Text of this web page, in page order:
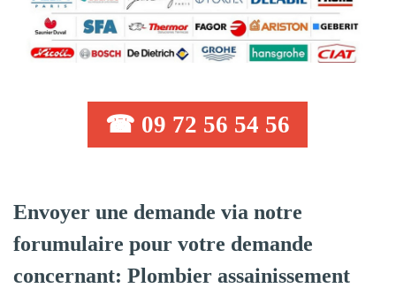
☎ 09 72 56 54 56
Envoyer une demande via notre
forumulaire pour votre demande
concernant: Plombier assainissement